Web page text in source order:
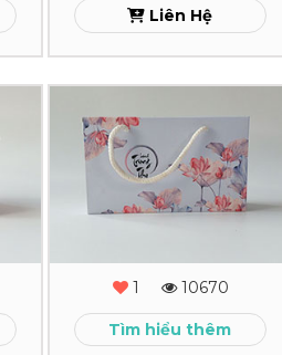
Liên Hệ
Hộp
Giấy
Trung
Thu
1 10670
Tìm hiểu thêm